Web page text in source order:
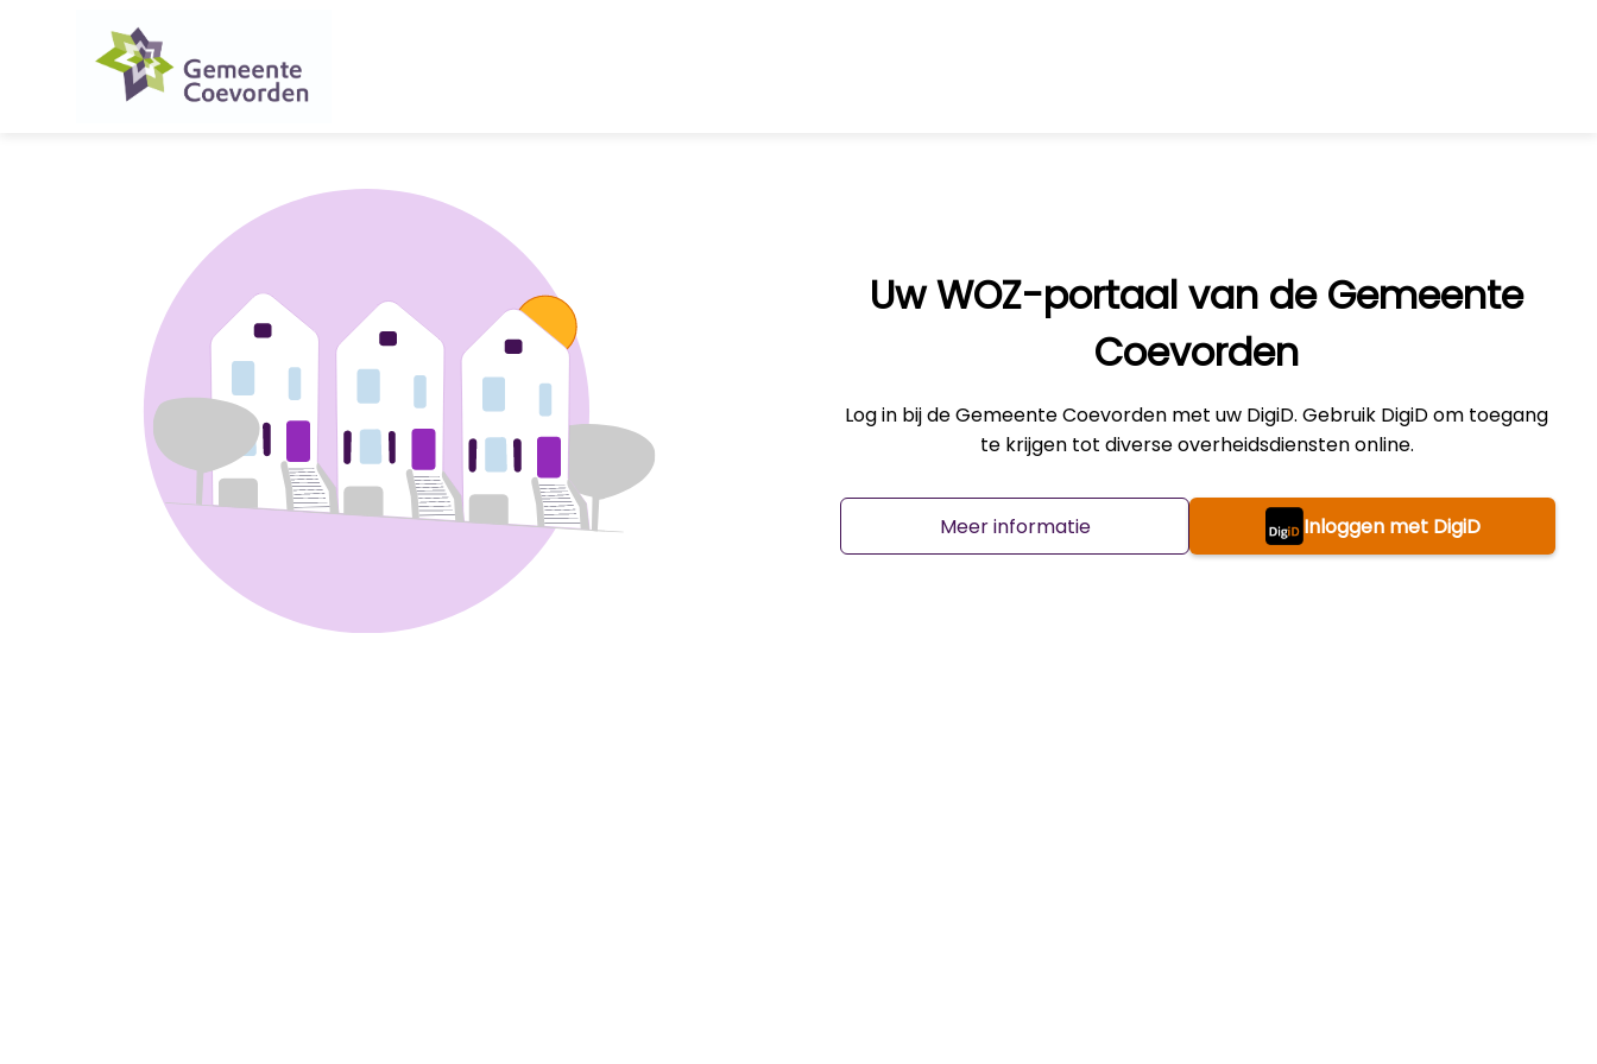
Uw WOZ-portaal van de Gemeente
Coevorden
Log in bij de Gemeente Coevorden met uw DigiD. Gebruik DigiD om toegang
te krijgen tot diverse overheidsdiensten online.
Meer informatie Inloggen met DigiD